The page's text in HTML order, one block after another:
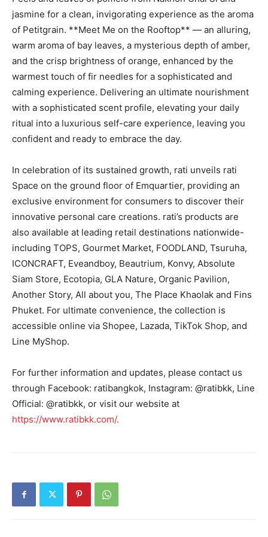
jasmine for a clean, invigorating experience as the aroma
of Petitgrain. **Meet Me on the Rooftop** — an alluring,
warm aroma of bay leaves, a mysterious depth of amber,
and the crisp brightness of orange, enhanced by the
warmest touch of fir needles for a sophisticated and
calming experience. Delivering an ultimate nourishment
with a sophisticated scent profile, elevating your daily
ritual into a luxurious self-care experience, leaving you
confident and ready to embrace the day.
In celebration of its sustained growth, rati unveils rati
Space on the ground floor of Emquartier, providing an
exclusive environment for consumers to discover their
innovative personal care creations. rati’s products are
also available at leading retail destinations nationwide-
including TOPS, Gourmet Market, FOODLAND, Tsuruha,
ICONCRAFT, Eveandboy, Beautrium, Konvy, Absolute
Siam Store, Ecotopia, GLA Nature, Organic Pavilion,
Another Story, All about you, The Place Khaolak and Fins
Phuket. For ultimate convenience, the collection is
accessible online via Shopee, Lazada, TikTok Shop, and
Line MyShop.
For further information and updates, please contact us
through Facebook: ratibangkok, Instagram: @ratibkk, Line
Official: @ratibkk, or visit our website at
https://www.ratibkk.com/.